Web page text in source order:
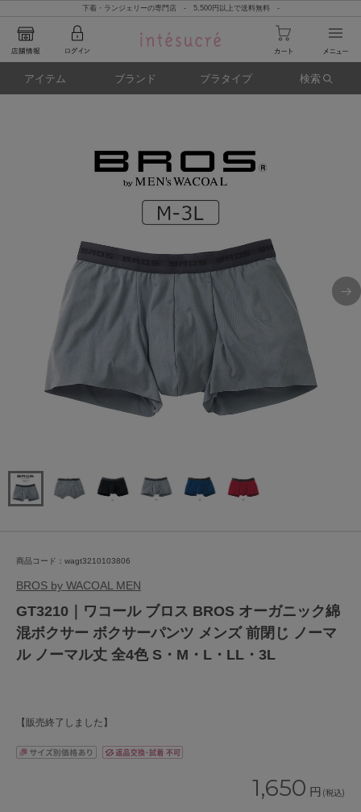
下着・ランジェリーの専門店 - 5,500円以上で送料無料 -
アイテム ブランド ブラタイプ 検索
商品コード：wagt3210103806
BROS by WACOAL MEN
GT3210｜ワコール ブロス BROS オーガニック綿
混ボクサー ボクサーパンツ メンズ 前閉じ ノーマ
ル ノーマル丈 全4色 S・M・L・LL・3L
【販売終了しました】
1,650 円 (税込)